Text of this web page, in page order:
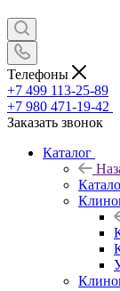
Телефоны
+7 499 113-25-89
+7 980 471-19-42
Заказать звонок
Каталог